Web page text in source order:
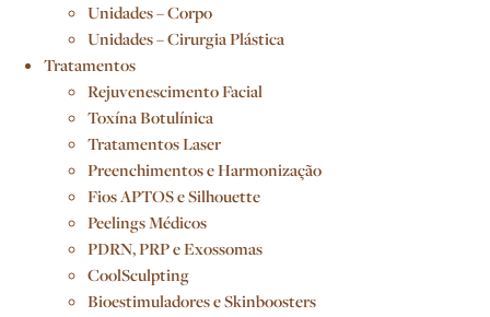
Unidades – Corpo
Unidades – Cirurgia Plástica
Tratamentos
Rejuvenescimento Facial
Toxína Botulínica
Tratamentos Laser
Preenchimentos e Harmonização
Fios APTOS e Silhouette
Peelings Médicos
PDRN, PRP e Exossomas
CoolSculpting
Bioestimuladores e Skinboosters